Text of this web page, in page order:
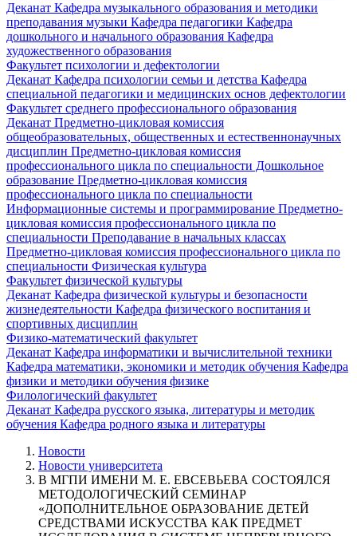
Деканат Кафедра музыкального образования и методики
преподавания музыки Кафедра педагогики Кафедра
дошкольного и начального образования Кафедра
художественного образования
Факультет психологии и дефектологии
Деканат Кафедра психологии семьи и детства Кафедра
специальной педагогики и медицинских основ дефектологии
Факультет среднего профессионального образования
Деканат Предметно-цикловая комиссия
общеобразовательных, общественных и естественнонаучных
дисциплин Предметно-цикловая комиссия
профессионального цикла по специальности Дошкольное
образование Предметно-цикловая комиссия
профессионального цикла по специальности
Информационные системы и программирование Предметно-
цикловая комиссия профессионального цикла по
специальности Преподавание в начальных классах
Предметно-цикловая комиссия профессионального цикла по
специальности Физическая культура
Факультет физической культуры
Деканат Кафедра физической культуры и безопасности
жизнедеятельности Кафедра физического воспитания и
спортивных дисциплин
Физико-математический факультет
Деканат Кафедра информатики и вычислительной техники
Кафедра математики, экономики и методик обучения Кафедра
физики и методики обучения физике
Филологический факультет
Деканат Кафедра русского языка, литературы и методик
обучения Кафедра родного языка и литературы
Новости
Новости университета
В МГПИ ИМЕНИ М. Е. ЕВСЕВЬЕВА СОСТОЯЛСЯ
МЕТОДОЛОГИЧЕСКИЙ СЕМИНАР
«ДОПОЛНИТЕЛЬНОЕ ОБРАЗОВАНИЕ ДЕТЕЙ
СРЕДСТВАМИ ИСКУССТВА КАК ПРЕДМЕТ